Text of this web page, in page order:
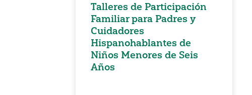
Talleres de Participación
Familiar para Padres y
Cuidadores
Hispanohablantes de
Niños Menores de Seis
Años